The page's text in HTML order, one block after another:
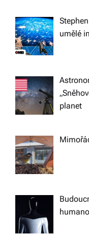
o
n
umělé
planet